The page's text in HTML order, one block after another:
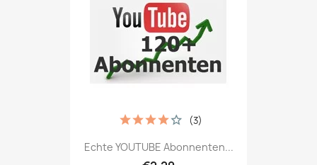
Echte YOUTUBE Abonnenten...
(3)